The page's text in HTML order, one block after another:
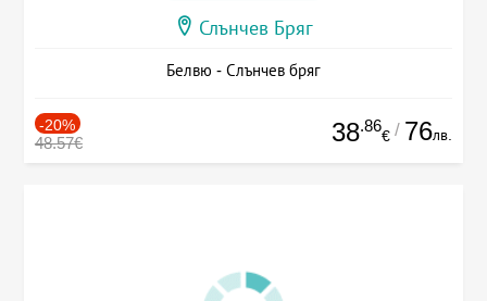
Слънчев Бряг
Белвю - Слънчев бряг
-20%
48.57€ 38.86
€ / 76лв.